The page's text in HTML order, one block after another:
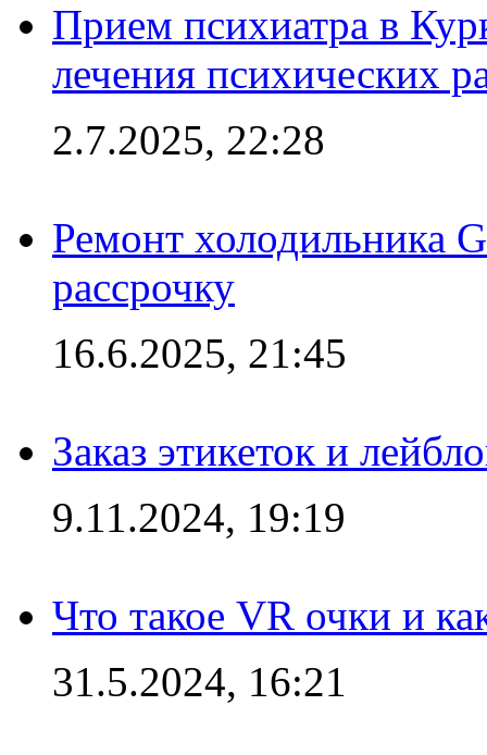
Прием психиатра в
лечения психических
2.7.2025, 22:28
Ремонт холодильника
рассрочку
16.6.2025, 21:45
Заказ этикеток и
9.11.2024, 19:19
Что такое VR очки и
31.5.2024, 16:21